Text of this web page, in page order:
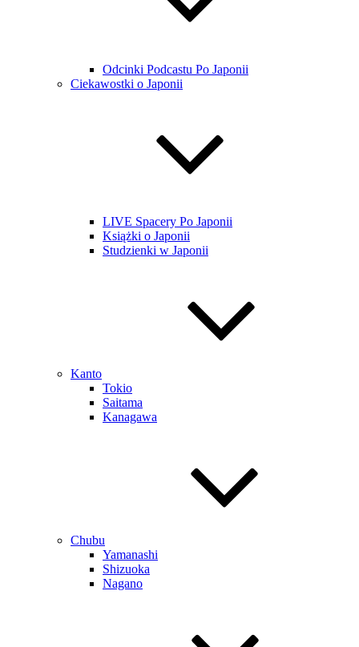
Odcinki Podcastu Po Japonii
Ciekawostki o Japonii
LIVE Spacery Po Japonii
Książki o Japonii
Studzienki w Japonii
Kanto
Tokio
Saitama
Kanagawa
Chubu
Yamanashi
Shizuoka
Nagano